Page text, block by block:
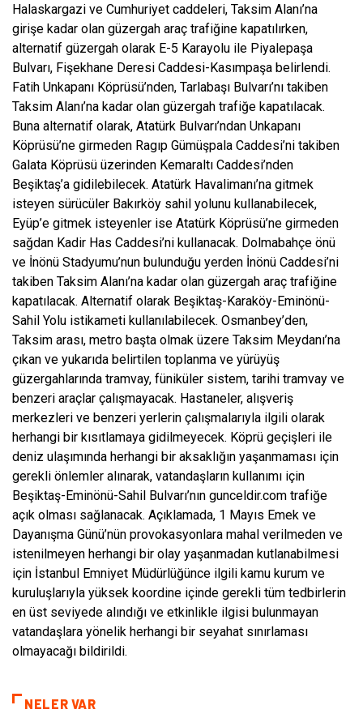
Halaskargazi ve Cumhuriyet caddeleri, Taksim Alanı’na
girişe kadar olan güzergah araç trafiğine kapatılırken,
alternatif güzergah olarak E-5 Karayolu ile Piyalepaşa
Bulvarı, Fişekhane Deresi Caddesi-Kasımpaşa belirlendi.
Fatih Unkapanı Köprüsü’nden, Tarlabaşı Bulvarı’nı takiben
Taksim Alanı’na kadar olan güzergah trafiğe kapatılacak.
Buna alternatif olarak, Atatürk Bulvarı’ndan Unkapanı
Köprüsü’ne girmeden Ragıp Gümüşpala Caddesi’ni takiben
Galata Köprüsü üzerinden Kemaraltı Caddesi’nden
Beşiktaş’a gidilebilecek. Atatürk Havalimanı’na gitmek
isteyen sürücüler Bakırköy sahil yolunu kullanabilecek,
Eyüp’e gitmek isteyenler ise Atatürk Köprüsü’ne girmeden
sağdan Kadir Has Caddesi’ni kullanacak. Dolmabahçe önü
ve İnönü Stadyumu’nun bulunduğu yerden İnönü Caddesi’ni
takiben Taksim Alanı’na kadar olan güzergah araç trafiğine
kapatılacak. Alternatif olarak Beşiktaş-Karaköy-Eminönü-
Sahil Yolu istikameti kullanılabilecek. Osmanbey’den,
Taksim arası, metro başta olmak üzere Taksim Meydanı’na
çıkan ve yukarıda belirtilen toplanma ve yürüyüş
güzergahlarında tramvay, füniküler sistem, tarihi tramvay ve
benzeri araçlar çalışmayacak. Hastaneler, alışveriş
merkezleri ve benzeri yerlerin çalışmalarıyla ilgili olarak
herhangi bir kısıtlamaya gidilmeyecek. Köprü geçişleri ile
deniz ulaşımında herhangi bir aksaklığın yaşanmaması için
gerekli önlemler alınarak, vatandaşların kullanımı için
Beşiktaş-Eminönü-Sahil Bulvarı’nın gunceldir.com trafiğe
açık olması sağlanacak. Açıklamada, 1 Mayıs Emek ve
Dayanışma Günü’nün provokasyonlara mahal verilmeden ve
istenilmeyen herhangi bir olay yaşanmadan kutlanabilmesi
için İstanbul Emniyet Müdürlüğünce ilgili kamu kurum ve
kuruluşlarıyla yüksek koordine içinde gerekli tüm tedbirlerin
en üst seviyede alındığı ve etkinlikle ilgisi bulunmayan
vatandaşlara yönelik herhangi bir seyahat sınırlaması
olmayacağı bildirildi.
NELER VAR